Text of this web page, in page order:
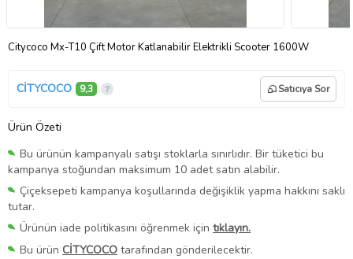
Citycoco Mx-T10 Çift Motor Katlanabilir Elektrikli Scooter 1600W
CİTYCOCO 9,3 Satıcıya Sor
Ürün Özeti
Bu ürünün kampanyalı satışı stoklarla sınırlıdır. Bir tüketici bu
kampanya stoğundan maksimum 10 adet satın alabilir.
Çiçeksepeti kampanya koşullarında değişiklik yapma hakkını saklı
tutar.
Ürünün iade politikasını öğrenmek için tıklayın.
Bu ürün CİTYCOCO tarafından gönderilecektir.